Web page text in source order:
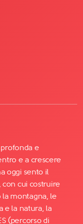
e
e a crescere
oggi sento il
con cui costruire
la montagna, le
e la natura, la
(percorso di